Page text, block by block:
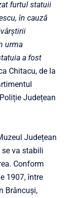
furtul statuii
în cauză
urma
a fost
Chitacu, de la
Județean
Județean
va stabili
Conform
1907, între
Brâncuşi,